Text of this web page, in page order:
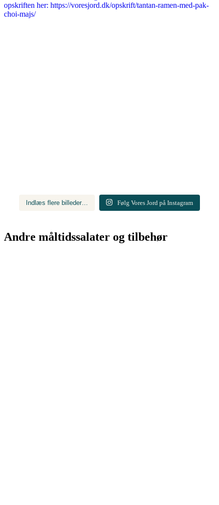
Indlæs flere billeder… Følg Vores Jord på Instagram
Andre måltidssalater og tilbehør